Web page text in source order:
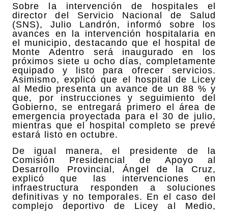
Sobre la intervención de hospitales el
director del Servicio Nacional de Salud
(SNS), Julio Landrón, informó sobre los
avances en la intervención hospitalaria en
el municipio, destacando que el hospital de
Monte Adentro será inaugurado en los
próximos siete u ocho días, completamente
equipado y listo para ofrecer servicios.
Asimismo, explicó que el hospital de Licey
al Medio presenta un avance de un 88 % y
que, por instrucciones y seguimiento del
Gobierno, se entregará primero el área de
emergencia proyectada para el 30 de julio,
mientras que el hospital completo se prevé
estará listo en octubre.
De igual manera, el presidente de la
Comisión Presidencial de Apoyo al
Desarrollo Provincial, Ángel de la Cruz,
explicó que las intervenciones en
infraestructura responden a soluciones
definitivas y no temporales. En el caso del
complejo deportivo de Licey al Medio,